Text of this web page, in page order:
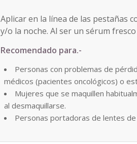
Aplicar en la línea de las pestañas
y/o la noche. Al ser un sérum
Recomendado para.-
Personas con problemas de
médicos (pacientes oncológicos) o
Mujeres que se maquillen
al desmaquillarse.
Personas portadoras de lentes